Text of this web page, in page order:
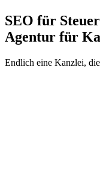
SEO für
Agentur für
Endlich eine Kanzlei,